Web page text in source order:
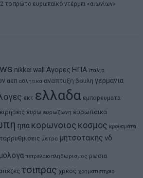
το πρώτο ευρωπαϊκό ντέρμπι «αιωνίων»
nikkei wall Αγορες ΗΠΑ Ιταλια
αεπ αθλητικα αναπτυξη βουλη γερμανια
εκτ ελλαδα εμπορευματα
ευρω ευρωζωνη ευρωπαικα
ηπα κορωνοιος κοσμος κρουσματα
μετρα μητσοτακης νδ
πετρελαιο πληθωρισμος ρωσια
τσιπρας χρεος χρηματιστηριο